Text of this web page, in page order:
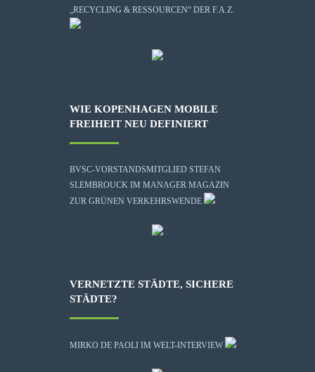
„RECYCLING & RESSOURCEN“ DER F.A.Z.
WIE KOPENHAGEN MOBILE
FREIHEIT NEU DEFINIERT
BVSC-VORSTANDSMITGLIED STEFAN
SLEMBROUCK IM MANAGER MAGAZIN
ZUR GRÜNEN VERKEHRSWENDE
VERNETZTE STÄDTE, SICHERE
STÄDTE?
MIRKO DE PAOLI IM WELT-INTERVIEW